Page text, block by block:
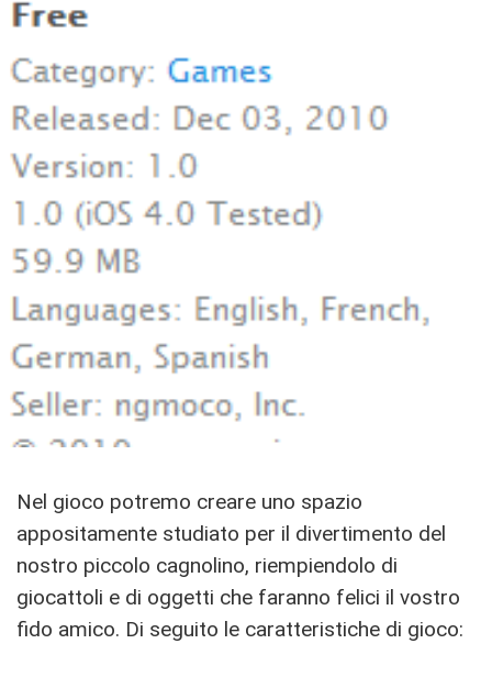
Nel gioco potremo creare uno spazio
appositamente studiato per il divertimento del
nostro piccolo cagnolino, riempiendolo di
giocattoli e di oggetti che faranno felici il vostro
fido amico. Di seguito le caratteristiche di gioco: